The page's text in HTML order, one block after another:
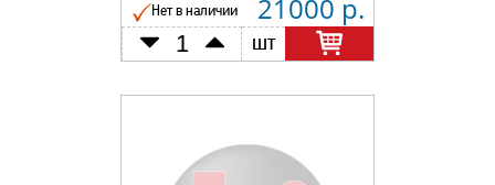
Нет в наличии 21000 р.
шт